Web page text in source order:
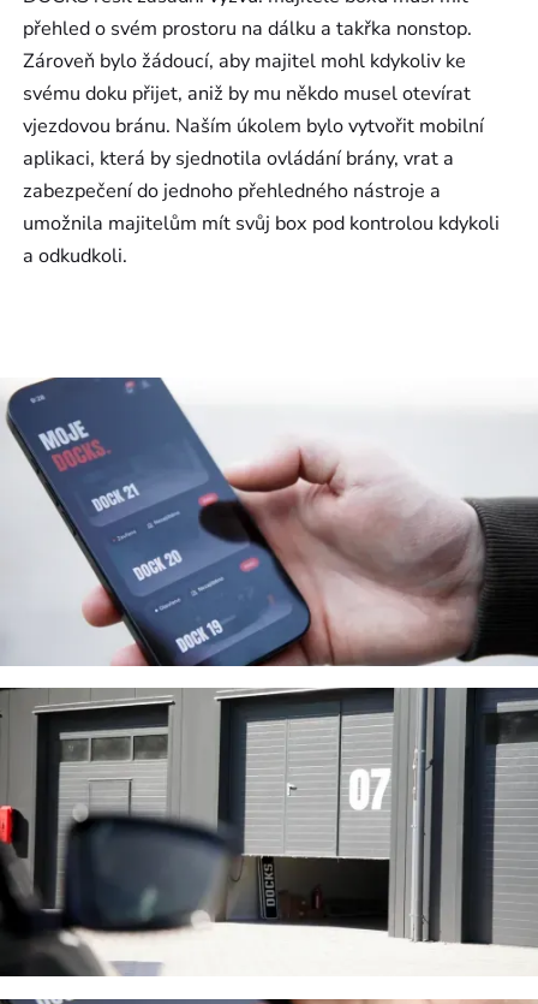
přehled o svém prostoru na dálku a takřka nonstop.
Zároveň bylo žádoucí, aby majitel mohl kdykoliv ke
svému doku přijet, aniž by mu někdo musel otevírat
vjezdovou bránu. Naším úkolem bylo vytvořit mobilní
aplikaci, která by sjednotila ovládání brány, vrat a
zabezpečení do jednoho přehledného nástroje a
umožnila majitelům mít svůj box pod kontrolou kdykoli
a odkudkoli.